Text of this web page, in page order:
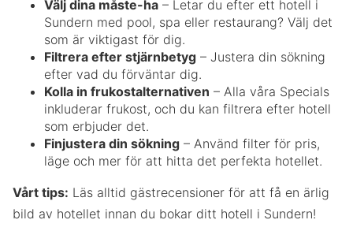
Välj dina måste-ha – Letar du efter ett hotell i
Sundern med pool, spa eller restaurang? Välj det
som är viktigast för dig.
Filtrera efter stjärnbetyg – Justera din sökning
efter vad du förväntar dig.
Kolla in frukostalternativen – Alla våra Specials
inkluderar frukost, och du kan filtrera efter hotell
som erbjuder det.
Finjustera din sökning – Använd filter för pris,
läge och mer för att hitta det perfekta hotellet.
Vårt tips: Läs alltid gästrecensioner för att få en ärlig
bild av hotellet innan du bokar ditt hotell i Sundern!